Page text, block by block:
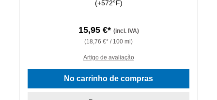
(+572°F)
15,95 €* (incl. IVA)
(18,76 €* / 100 ml)
Artigo de avaliação
No carrinho de compras